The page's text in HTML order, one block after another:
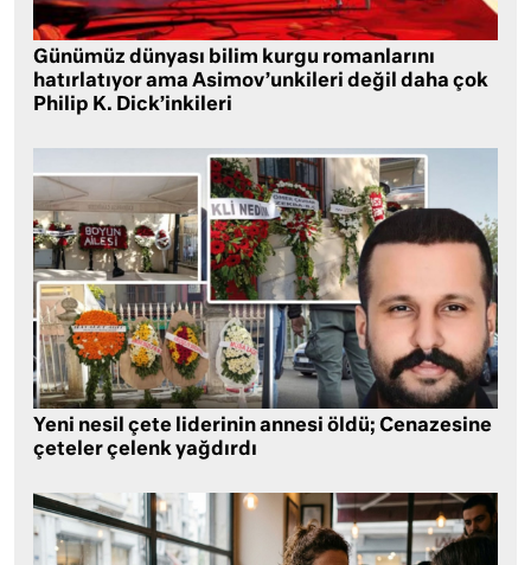
Günümüz dünyası bilim kurgu romanlarını
hatırlatıyor ama Asimov’unkileri değil daha çok
Philip K. Dick’inkileri
Yeni nesil çete liderinin annesi öldü; Cenazesine
çeteler çelenk yağdırdı